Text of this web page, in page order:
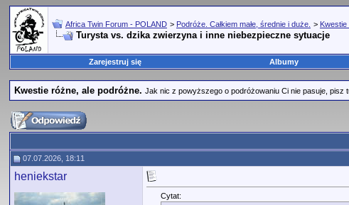
Africa Twin Forum - POLAND > Podróże. Całkiem małe, średnie i duże. > Kwestie
Turysta vs. dzika zwierzyna i inne niebezpieczne sytuacje
Zarejestruj się Albumy
Kwestie różne, ale podróżne. Jak nic z powyższego o podróżowaniu Ci nie pasuje, pisz
07.07.2026, 18:11
heniekstar
Cytat: